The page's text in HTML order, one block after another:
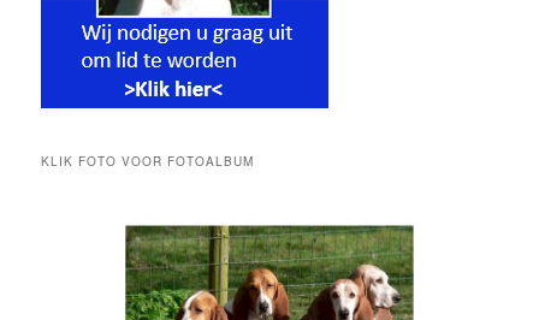
KLIK FOTO VOOR FOTOALBUM